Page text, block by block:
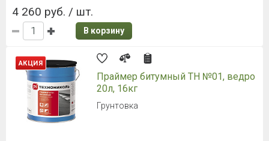
4 260 руб. / шт.
В корзину
АКЦИЯ
Праймер битумный ТН №01, ведро
20л, 16кг
Грунтовка